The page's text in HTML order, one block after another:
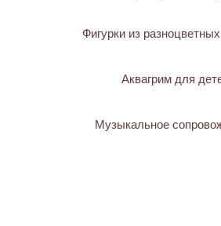
Фигурки из
Аквагрим для
Музыкальное